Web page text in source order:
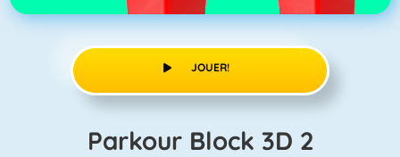
JOUER!
Parkour Block 3D 2